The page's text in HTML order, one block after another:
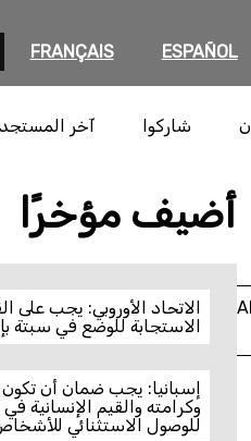
ESPAÑOL
FRANÇAIS
شاركوا آخر
أضيف مؤخرًا
الاتحاد الأوروبي: يجب على
الاستجابة للوضع في سبتة
إسبانيا: يجب ضمان أن
وكرامته والقيم الإنسانية
للوصول الاستثنائي